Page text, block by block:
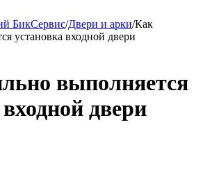
БикСервис/Двери и арки/Как
установка входной двери
выполняется
двери